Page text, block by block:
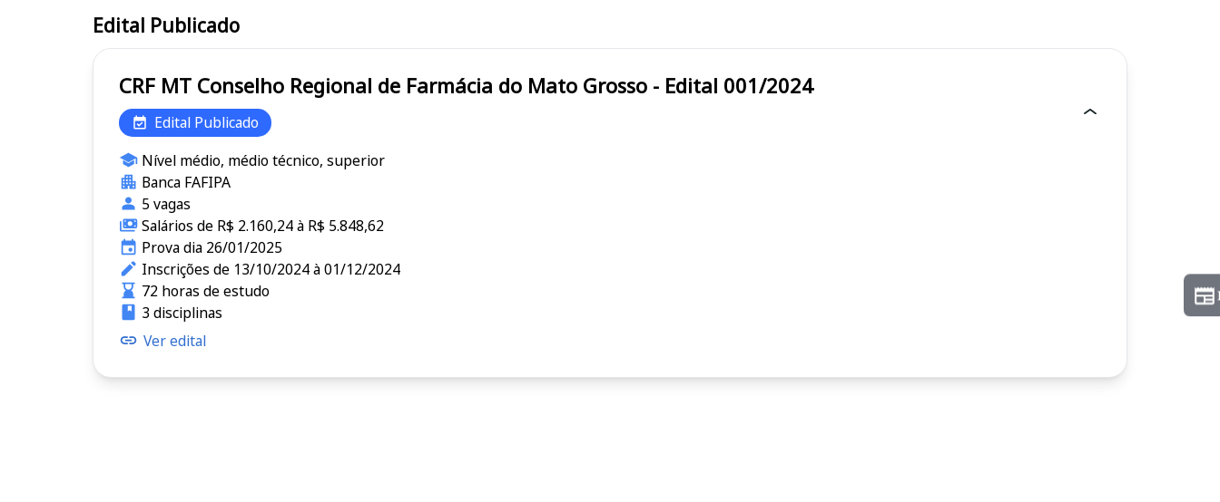
Edital Publicado
CRF MT Conselho Regional de Farmácia do Mato Grosso - Edital 001/2024
Edital Publicado
Nível médio, médio técnico, superior
Banca FAFIPA
5 vagas
Salários de R$ 2.160,24 à R$ 5.848,62
Prova dia 26/01/2025
Inscrições de 13/10/2024 à 01/12/2024
72 horas de estudo
3 disciplinas
Ver edital